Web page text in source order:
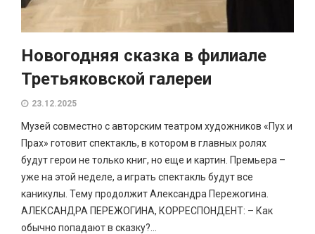
Новогодняя сказка в филиале
Третьяковской галереи
23.12.2025
Музей совместно с авторским театром художников «Пух и
Прах» готовит спектакль, в котором в главных ролях
будут герои не только книг, но еще и картин. Премьера –
уже на этой неделе, а играть спектакль будут все
каникулы. Тему продолжит Александра Пережогина.
АЛЕКСАНДРА ПЕРЕЖОГИНА, КОРРЕСПОНДЕНТ: – Как
обычно попадают в сказку?...